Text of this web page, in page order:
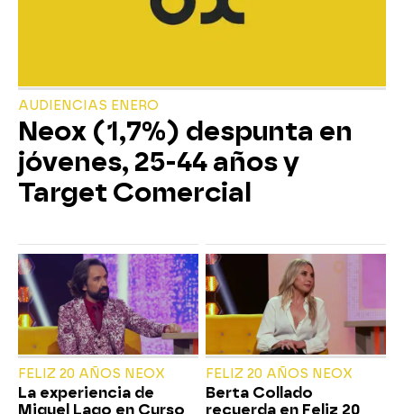
AUDIENCIAS ENERO
Neox (1,7%) despunta en
jóvenes, 25-44 años y
Target Comercial
FELIZ 20 AÑOS NEOX
La experiencia de
Miguel Lago en Curso
FELIZ 20 AÑOS NEOX
Berta Collado
recuerda en Feliz 20